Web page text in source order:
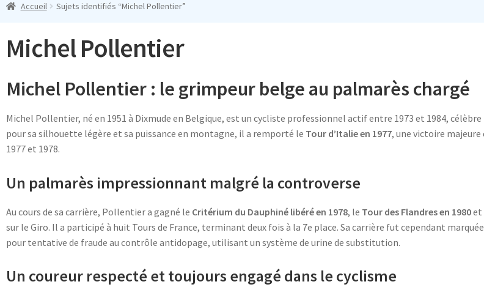
Accueil Sujets identifiés “Michel Pollentier”
Michel Pollentier
Michel Pollentier : le grimpeur belge au palmarès chargé
Michel Pollentier, né en 1951 à Dixmude en Belgique, est un cycliste professionnel actif entre 1973 et 1984,
pour sa silhouette légère et sa puissance en montagne, il a remporté le Tour d’Italie en 1977, une victoire
1977 et 1978.
Un palmarès impressionnant malgré la controverse
Au cours de sa carrière, Pollentier a gagné le Critérium du Dauphiné libéré en 1978, le Tour des Flandres en 1980et
sur le Giro. Il a participé à huit Tours de France, terminant deux fois à la 7e place. Sa carrière fut cependant
pour tentative de fraude au contrôle antidopage, utilisant un système de urine de substitution.
Un coureur respecté et toujours engagé dans le cyclisme